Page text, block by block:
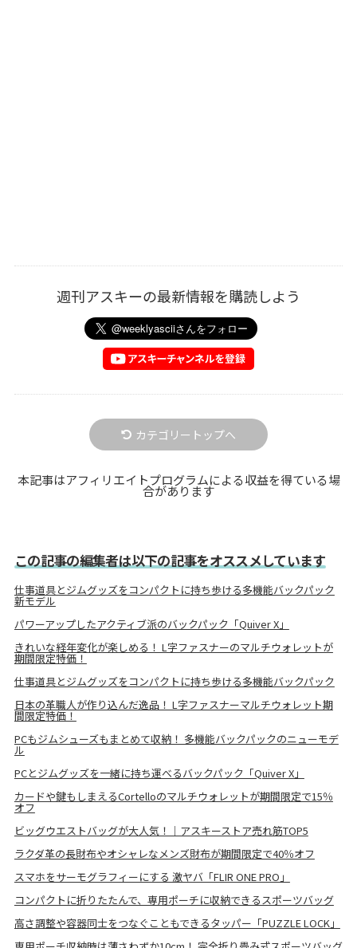
週刊アスキーの最新情報を購読しよう
カテゴリートップへ
本記事はアフィリエイトプログラムによる収益を得ている場
合があります
この記事の編集者は以下の記事をオススメしています
仕事道具とジムグッズをコンパクトに持ち歩ける多機能バックパック
新モデル
パワーアップしたアクティブ派のバックパック「Quiver X」
きれいな経年変化が楽しめる！ L字ファスナーのマルチウォレットが
期間限定特価！
仕事道具とジムグッズをコンパクトに持ち歩ける多機能バックパック
日本の革職人が作り込んだ逸品！ L字ファスナーマルチウォレット期
間限定特価！
PCもジムシューズもまとめて収納！ 多機能バックパックのニューモデ
ル
PCとジムグッズを一緒に持ち運べるバックパック「Quiver X」
カードや鍵もしまえるCortelloのマルチウォレットが期間限定で15％
オフ
ビッグウエストバッグが大人気！｜アスキーストア売れ筋TOP5
ラクダ革の長財布やオシャレなメンズ財布が期間限定で40％オフ
スマホをサーモグラフィーにする 激ヤバ「FLIR ONE PRO」
コンパクトに折りたたんで、専用ポーチに収納できるスポーツバッグ
高さ調整や容器同士をつなぐこともできるタッパー「PUZZLE LOCK」